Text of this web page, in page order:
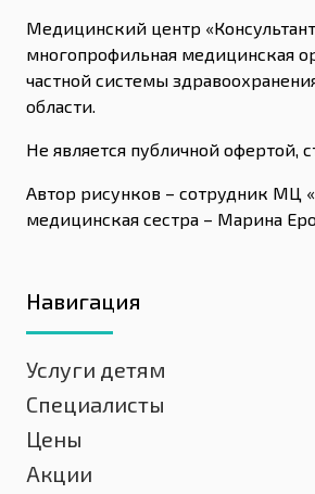
Медицинский центр
многопрофильная медицинская
частной системы
области.
Не является публичной офертой,
Автор рисунков – сотрудник МЦ
медицинская сестра – Марина
Навигация
Услуги детям
Специалисты
Цены
Акции